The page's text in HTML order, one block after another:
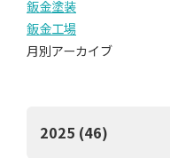
鈑金塗装
鈑金工場
月別アーカイブ
2025 (46)